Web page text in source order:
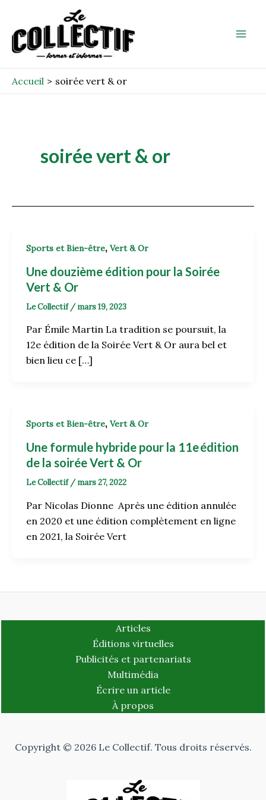
contenu
Accueil soirée vert & or
soirée vert & or
Sports et Bien-être, Vert & Or
Une douzième édition pour la Soirée
Vert & Or
Le Collectif / mars 19, 2023
Par Émile Martin La tradition se poursuit, la
12e édition de la Soirée Vert & Or aura bel et
bien lieu ce […]
Sports et Bien-être, Vert & Or
Une formule hybride pour la 11e édition
de la soirée Vert & Or
Le Collectif / mars 27, 2022
Par Nicolas Dionne Après une édition annulée
en 2020 et une édition complètement en ligne
en 2021, la Soirée Vert
Articles
Éditions virtuelles
Publicités et partenariats
Multimédia
Écrire un article
À propos
Copyright © 2026 Le Collectif. Tous droits réservés.